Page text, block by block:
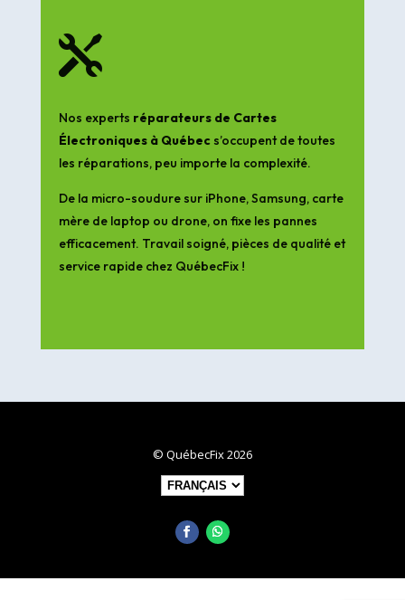

Nos experts réparateurs de Cartes
Électroniques à Québecs’occupent de toutes
les réparations, peu importe la complexité.
De la micro-soudure sur iPhone, Samsung, carte
mère de laptop ou drone, on fixe les pannes
efficacement. Travail soigné, pièces de qualité et
service rapide chez QuébecFix !
© QuébecFix 2026